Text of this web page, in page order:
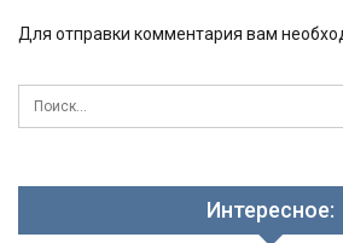
Для отправки комментария вам
Интересное: